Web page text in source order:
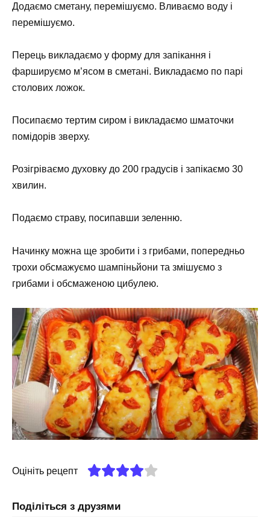
Додаємо сметану, перемішуємо. Вливаємо воду і
перемішуємо.
Перець викладаємо у форму для запікання і
фаршируємо м’ясом в сметані. Викладаємо по парі
столових ложок.
Посипаємо тертим сиром і викладаємо шматочки
помідорів зверху.
Розігріваємо духовку до 200 градусів і запікаємо 30
хвилин.
Подаємо страву, посипавши зеленню.
Начинку можна ще зробити і з грибами, попередньо
трохи обсмажуємо шампіньйони та змішуємо з
грибами і обсмаженою цибулею.
Оцініть рецепт
Поділіться з друзями